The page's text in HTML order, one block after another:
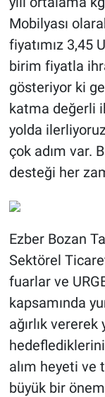
Mobilyası
fiyatımız 3,45
birim fiyatla
gösteriyor ki
katma değerli
yolda
çok adım var.
desteği her
Ezber Bozan
Sektörel
fuarlar ve
kapsamında
ağırlık
alım heyeti ve
büyük bir